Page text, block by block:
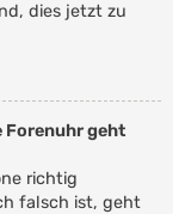
dies jetzt zu
Forenuhr geht
richtig
falsch ist, geht